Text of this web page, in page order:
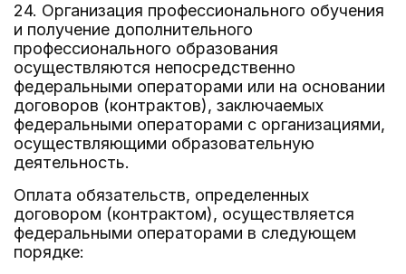
24. Организация профессионального обучения
и получение дополнительного
профессионального образования
осуществляются непосредственно
федеральными операторами или на основании
договоров (контрактов), заключаемых
федеральными операторами с организациями,
осуществляющими образовательную
деятельность.
Оплата обязательств, определенных
договором (контрактом), осуществляется
федеральными операторами в следующем
порядке: